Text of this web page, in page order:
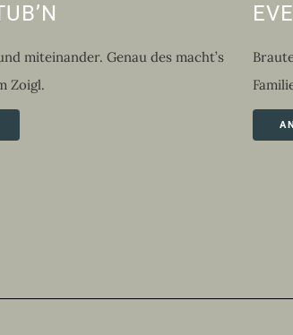
miteinander. Genau des macht’s
Zoigl.